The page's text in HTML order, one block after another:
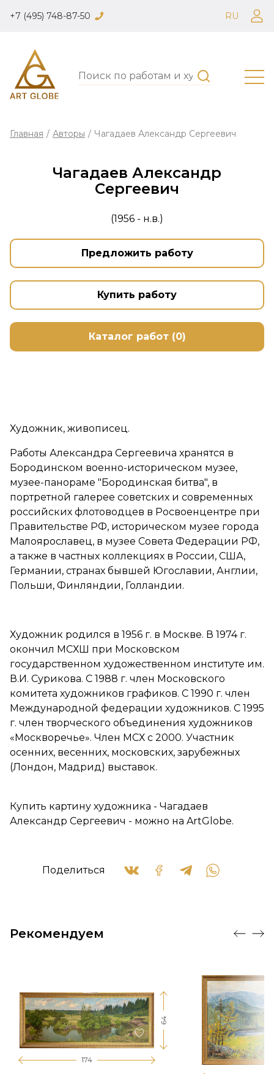
+7 (495) 748-87-50 RU
Главная / Авторы / Чагадаев Александр Сергеевич
Чагадаев Александр
Сергеевич
(1956 - н.в.)
Предложить работу
Купить работу
Каталог работ (0)
Художник, живописец.
Работы Александра Сергеевича хранятся в
Бородинском военно-историческом музее,
музее-панораме "Бородинская битва", в
портретной галерее советских и современных
российских флотоводцев в Росвоенцентре при
Правительстве РФ, историческом музее города
Малоярославец, в музее Совета Федерации РФ,
а также в частных коллекциях в России, США,
Германии, странах бывшей Югославии, Англии,
Польши, Финляндии, Голландии.
Художник родился в 1956 г. в Москве. В 1974 г.
окончил МСХШ при Московском
государственном художественном институте им.
В.И. Сурикова. С 1988 г. член Московского
комитета художников графиков. С 1990 г. член
Международной федерации художников. С 1995
г. член творческого объединения художников
«Москворечье». Член МСХ с 2000. Участник
осенних, весенних, московских, зарубежных
(Лондон, Мадрид) выставок.
Купить картину художника - Чагадаев
Александр Сергеевич - можно на ArtGlobe.
Поделиться
Рекомендуем
174
64